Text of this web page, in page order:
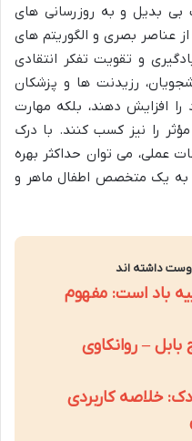
بدیل و به روزرسانی های
عناصر بصری و الگوریتم های
و تقویت تفکر انتقادی
رزیدنت ها و پزشکان
افزایش دهند، بلکه مهارت
را نیز کسب کنند. با درک
عملی، می توان حداکثر بهره
و به یک متخصص اطفال ماهر و
داشته اند
باد است: مفهوم
– روانکاوی
خلاصه کاربردی